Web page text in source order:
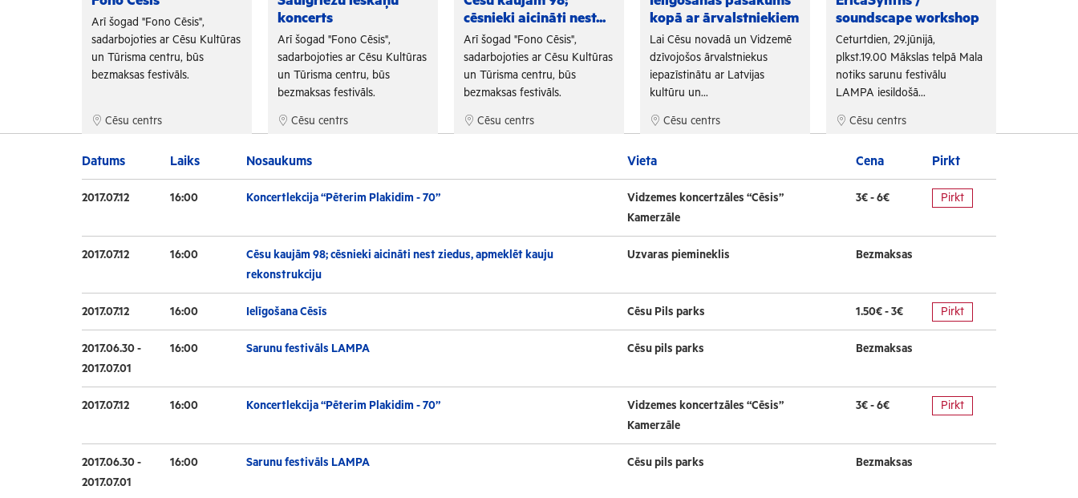
Arī šogad "Fono Cēsis",
sadarbojoties ar Cēsu Kultūras
un Tūrisma centru, būs
bezmaksas festivāls.
Cēsu centrs
koncerts
Arī šogad "Fono Cēsis",
sadarbojoties ar Cēsu Kultūras
un Tūrisma centru, būs
bezmaksas festivāls.
Cēsu centrs
cēsnieki aicināti nest...
Arī šogad "Fono Cēsis",
sadarbojoties ar Cēsu Kultūras
un Tūrisma centru, būs
bezmaksas festivāls.
Cēsu centrs
kopā ar ārvalstniekiem
Lai Cēsu novadā un Vidzemē
dzīvojošos ārvalstniekus
iepazīstinātu ar Latvijas
kultūru un...
Cēsu centrs
soundscape workshop
Ceturtdien, 29.jūnijā,
plkst.19.00 Mākslas telpā Mala
notiks sarunu festivālu
LAMPA iesildošā...
Cēsu centrs
Datums Laiks Nosaukums Vieta Cena Pirkt
2017.07.12 16:00 Koncertlekcija “Pēterim Plakidim - 70”
Vidzemes koncertzāles “Cēsis”
Kamerzāle
3€ - 6€ Pirkt
2017.07.12 16:00
Cēsu kaujām 98; cēsnieki aicināti nest ziedus, apmeklēt kauju
rekonstrukciju
Uzvaras piemineklis Bezmaksas
2017.07.12 16:00 Ielīgošana Cēsīs Cēsu Pils parks 1.50€ - 3€ Pirkt
2017.06.30 -
2017.07.01
16:00 Sarunu festivāls LAMPA Cēsu pils parks Bezmaksas
2017.07.12 16:00 Koncertlekcija “Pēterim Plakidim - 70”
Vidzemes koncertzāles “Cēsis”
Kamerzāle
3€ - 6€ Pirkt
2017.06.30 -
2017.07.01
16:00 Sarunu festivāls LAMPA Cēsu pils parks Bezmaksas